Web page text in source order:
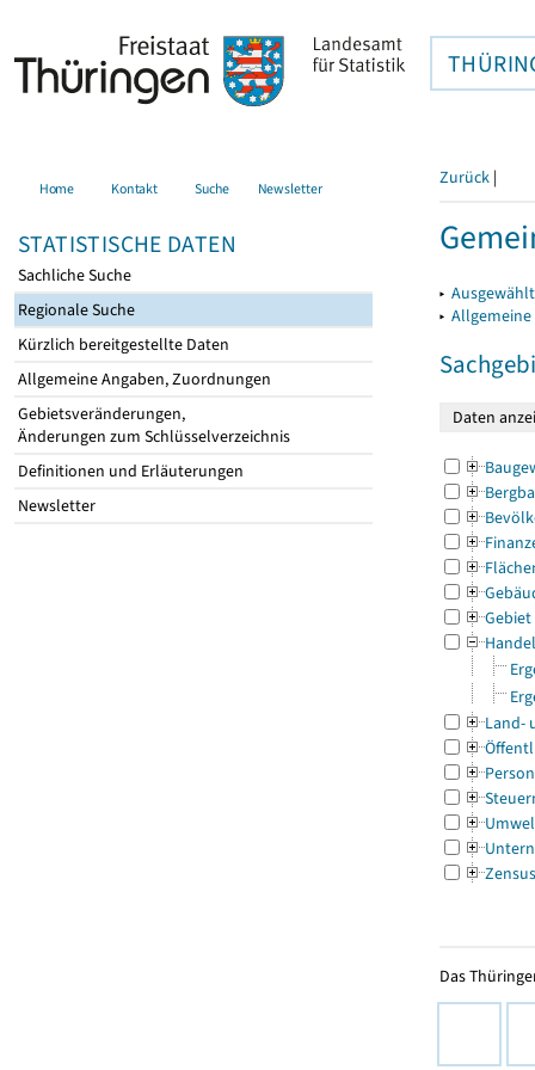
Home Kontakt Suche Newsletter
STATISTISCHE DATEN
Sachliche Suche
Regionale Suche
Kürzlich bereitgestellte Daten
Allgemeine Angaben, Zuordnungen
Gebietsveränderungen,
Änderungen zum Schlüsselverzeichnis
Definitionen und Erläuterungen
Newsletter
Zurück |
▸
▸
Gebiet
Land-
Zensus
Das